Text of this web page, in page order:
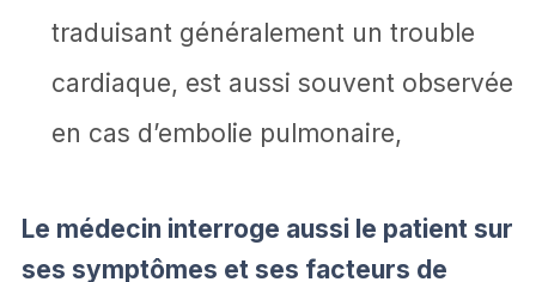
traduisant généralement un trouble
cardiaque, est aussi souvent observée
en cas d’embolie pulmonaire,
Le médecin interroge aussi le patient sur
ses symptômes et ses facteurs de